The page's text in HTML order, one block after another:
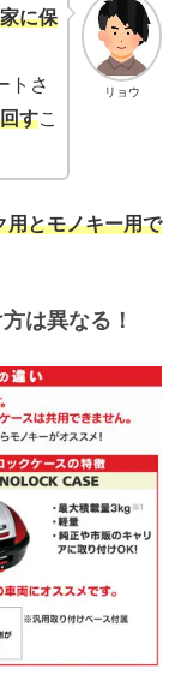
リョウ
に保
トさ
すこ
用とモノキー用で
は異なる！